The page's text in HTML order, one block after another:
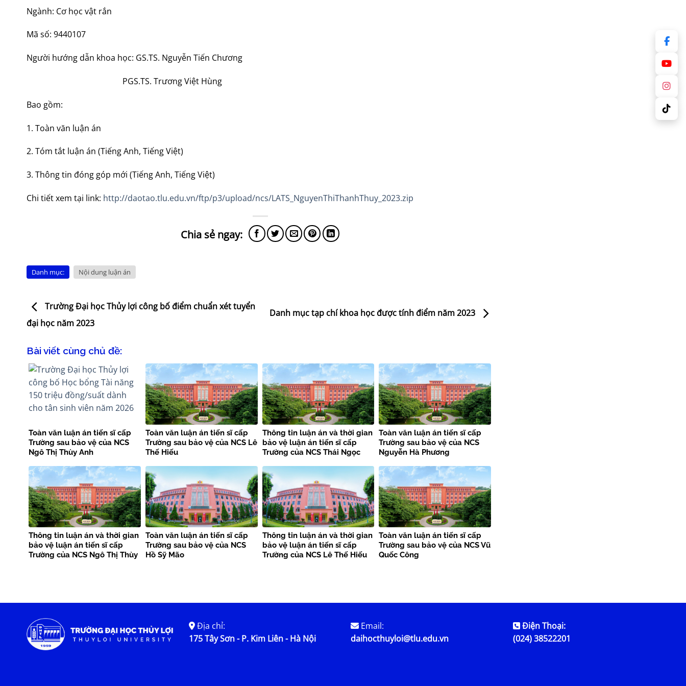
Ngành: Cơ học vật rắn
Mã số: 9440107
Người hướng dẫn khoa học: GS.TS. Nguyễn Tiến Chương
PGS.TS. Trương Việt Hùng
Bao gồm:
1. Toàn văn luận án
2. Tóm tắt luận án (Tiếng Anh, Tiếng Việt)
3. Thông tin đóng góp mới (Tiếng Anh, Tiếng Việt)
Chi tiết xem tại link: http://daotao.tlu.edu.vn/ftp/p3/upload/ncs/LATS_NguyenThiThanhThuy_2023.zip
Danh mục: Nội dung luận án
Trường Đại học Thủy lợi công bố điểm chuẩn xét tuyển
đại học năm 2023
Danh mục tạp chí khoa học được tính điểm năm 2023
Bài viết cùng chủ đề:
Toàn văn luận án tiến sĩ cấp
Trường sau bảo vệ của NCS
Ngô Thị Thùy Anh
Toàn văn luận án tiến sĩ cấp
Trường sau bảo vệ của NCS Lê
Thế Hiếu
Thông tin luận án và thời gian
bảo vệ luận án tiến sĩ cấp
Trường của NCS Thái Ngọc
Toàn văn luận án tiến sĩ cấp
Trường sau bảo vệ của NCS
Nguyễn Hà Phương
Thông tin luận án và thời gian
bảo vệ luận án tiến sĩ cấp
Trường của NCS Ngô Thị Thùy
Toàn văn luận án tiến sĩ cấp
Trường sau bảo vệ của NCS
Hồ Sỹ Mão
Thông tin luận án và thời gian
bảo vệ luận án tiến sĩ cấp
Trường của NCS Lê Thế Hiếu
Toàn văn luận án tiến sĩ cấp
Trường sau bảo vệ của NCS Vũ
Quốc Công
Địa chỉ:
175 Tây Sơn - P. Kim Liên - Hà Nội
Email:
daihocthuyloi@tlu.edu.vn
Điện Thoại:
(024) 38522201